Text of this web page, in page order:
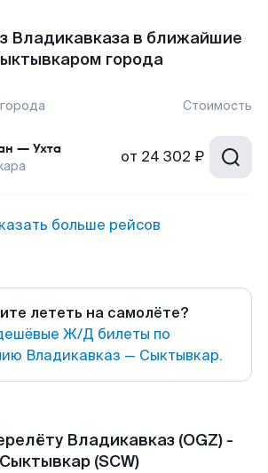
Владикавказа в ближайшие
города
Стоимость
— Ухта от 24 302 ₽
больше рейсов
лететь на самолёте?
Ж/Д билеты по
Владикавказ — Сыктывкар.
Владикавказ (OGZ) -
Сыктывкар (SCW)